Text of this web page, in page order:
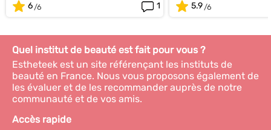
6
1
5.9
Quel institut de beauté est fait pour vous ?
Estheteek est un site référençant les instituts de
beauté en France. Nous vous proposons également de
les évaluer et de les recommander auprès de notre
communauté et de vos amis.
Accès rapide